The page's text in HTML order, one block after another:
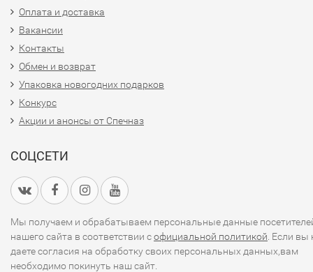
Оплата и доставка
Вакансии
Контакты
Обмен и возврат
Упаковка новогодних подарков
Конкурс
Акции и анонсы от Спечназ
СОЦСЕТИ
Мы получаем и обрабатываем персональные данные
нашего сайта в соответствии софициальной политикой . Если вы
даете согласия на обработку своих персональных данных,вам
необходимо покинуть наш сайт.